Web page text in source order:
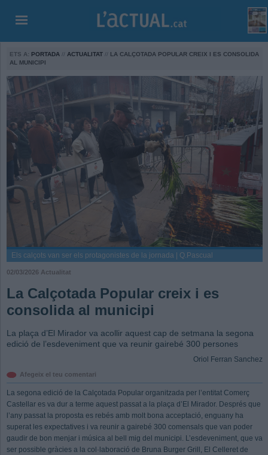
ETS A: PORTADA // ACTUALITAT // LA CALÇOTADA POPULAR CREIX I ES CONSOLIDA
AL MUNICIPI
Els calçots van ser els protagonistes de la jornada | Q.Pascual
02/03/2026 Actualitat
La Calçotada Popular creix i es
consolida al municipi
La plaça d’El Mirador va acollir aquest cap de setmana la segona
edició de l’esdeveniment que va reunir gairebé 300 persones
Oriol Ferran Sanchez
Afegeix el teu comentari
La segona edició de la Calçotada Popular organitzada per l’entitat Comerç
Castellar es va dur a terme aquest passat a la plaça d’El Mirador. Després que
l’any passat la proposta es rebés amb molt bona acceptació, enguany ha
superat les expectatives i va reunir a gairebé 300 comensals que van poder
gaudir de bon menjar i música al bell mig del municipi. L’esdeveniment, que va
ser possible gràcies a la col·laboració de Bruna Burger Grill, El Celleret de